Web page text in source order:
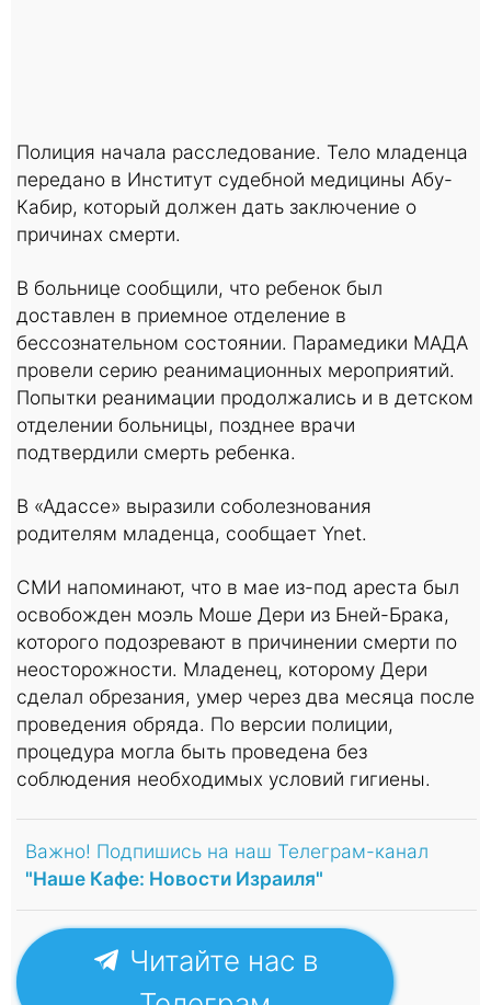
Полиция начала расследование. Тело младенца
передано в Институт судебной медицины Абу-
Кабир, который должен дать заключение о
причинах смерти.
В больнице сообщили, что ребенок был
доставлен в приемное отделение в
бессознательном состоянии. Парамедики МАДА
провели серию реанимационных мероприятий.
Попытки реанимации продолжались и в детском
отделении больницы, позднее врачи
подтвердили смерть ребенка.
В «Адассе» выразили соболезнования
родителям младенца, сообщает Ynet.
СМИ напоминают, что в мае из-под ареста был
освобожден моэль Моше Дери из Бней-Брака,
которого подозревают в причинении смерти по
неосторожности. Младенец, которому Дери
сделал обрезания, умер через два месяца после
проведения обряда. По версии полиции,
процедура могла быть проведена без
соблюдения необходимых условий гигиены.
Важно! Подпишись на наш Телеграм-канал
"Наше Кафе: Новости Израиля"
Читайте нас в